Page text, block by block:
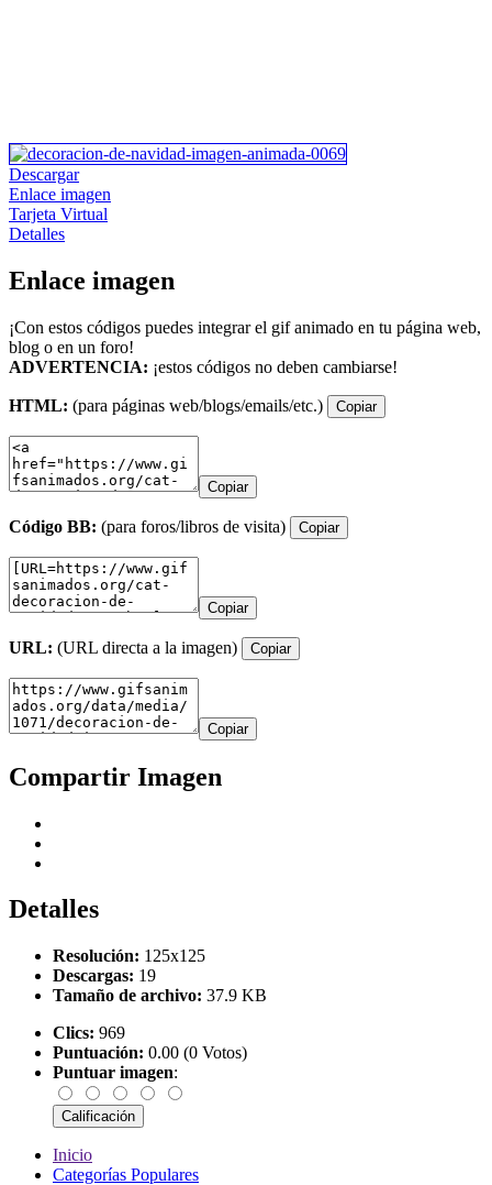
Descargar
Enlace imagen
Tarjeta Virtual
Detalles
Enlace imagen
¡Con estos códigos puedes integrar el gif animado en tu página web,
blog o en un foro!
ADVERTENCIA: ¡estos códigos no deben cambiarse!
HTML: (para páginas web/blogs/emails/etc.) Copiar
Copiar
Código BB: (para foros/libros de visita) Copiar
Copiar
URL: (URL directa a la imagen) Copiar
Copiar
Compartir Imagen
Detalles
Resolución: 125x125
Descargas: 19
Tamaño de archivo: 37.9 KB
Clics: 969
Puntuación: 0.00 (0 Votos)
Puntuar imagen:
Inicio
Categorías Populares